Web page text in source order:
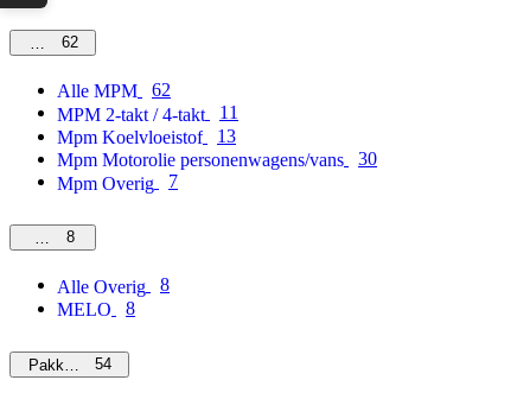
MPM62
Alle MPM
62
MPM 2-takt / 4-takt
11
Mpm Koelvloeistof
13
Mpm Motorolie personenwagens/vans
30
Mpm Overig
7
Overig
8
Alle Overig
8
MELO
8
Pakketten54